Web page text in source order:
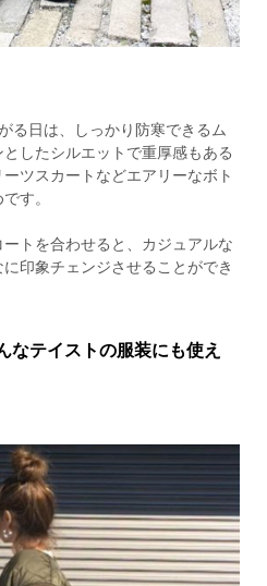
る日は、しっかり防寒できるム
したシルエットで重厚感もある
ツスカートなどエアリーなボト
す。
トを合わせると、カジュアルな
印象チェンジさせることができ
なテイストの服装にも使え